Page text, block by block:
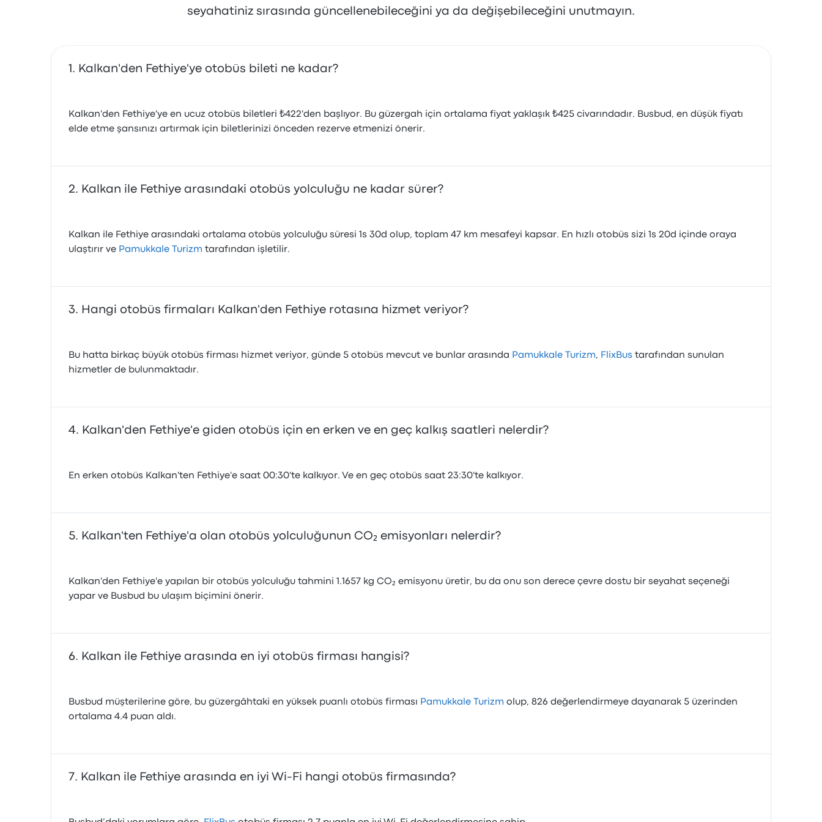
seyahatiniz sırasında güncellenebileceğini ya da değişebileceğini unutmayın.
Kalkan'den Fethiye'ye otobüs bileti ne kadar?
Kalkan'den Fethiye'ye en ucuz otobüs biletleri ₺422'den başlıyor. Bu güzergah için ortalama fiyat yaklaşık ₺425 civarındadır. Busbud, en düşük fiyatı
elde etme şansınızı artırmak için biletlerinizi önceden rezerve etmenizi önerir.
Kalkan ile Fethiye arasındaki otobüs yolculuğu ne kadar sürer?
Kalkan ile Fethiye arasındaki ortalama otobüs yolculuğu süresi 1s 30d olup, toplam 47 km mesafeyi kapsar. En hızlı otobüs sizi 1s 20d içinde oraya
ulaştırır ve Pamukkale Turizm tarafından işletilir.
Hangi otobüs firmaları Kalkan'den Fethiye rotasına hizmet veriyor?
Bu hatta birkaç büyük otobüs firması hizmet veriyor, günde 5 otobüs mevcut ve bunlar arasında Pamukkale Turizm, FlixBus tarafından sunulan
hizmetler de bulunmaktadır.
Kalkan'den Fethiye'e giden otobüs için en erken ve en geç kalkış saatleri nelerdir?
En erken otobüs Kalkan'ten Fethiye'e saat 00:30'te kalkıyor. Ve en geç otobüs saat 23:30'te kalkıyor.
Kalkan'ten Fethiye'a olan otobüs yolculuğunun CO₂ emisyonları nelerdir?
Kalkan'den Fethiye'e yapılan bir otobüs yolculuğu tahmini 1.1657 kg CO₂ emisyonu üretir, bu da onu son derece çevre dostu bir seyahat seçeneği
yapar ve Busbud bu ulaşım biçimini önerir.
Kalkan ile Fethiye arasında en iyi otobüs firması hangisi?
Busbud müşterilerine göre, bu güzergâhtaki en yüksek puanlı otobüs firması Pamukkale Turizm olup, 826 değerlendirmeye dayanarak 5 üzerinden
ortalama 4.4 puan aldı.
Kalkan ile Fethiye arasında en iyi Wi-Fi hangi otobüs firmasında?